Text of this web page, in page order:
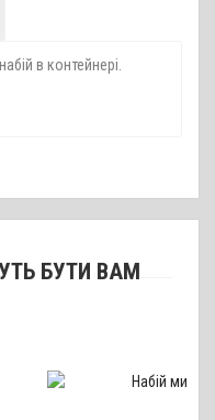
в контейнері.
БУТИ ВАМ